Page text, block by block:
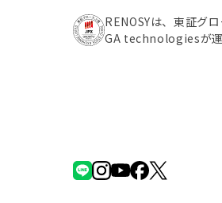
RENOSYは、東証グ
GA technologiesが運